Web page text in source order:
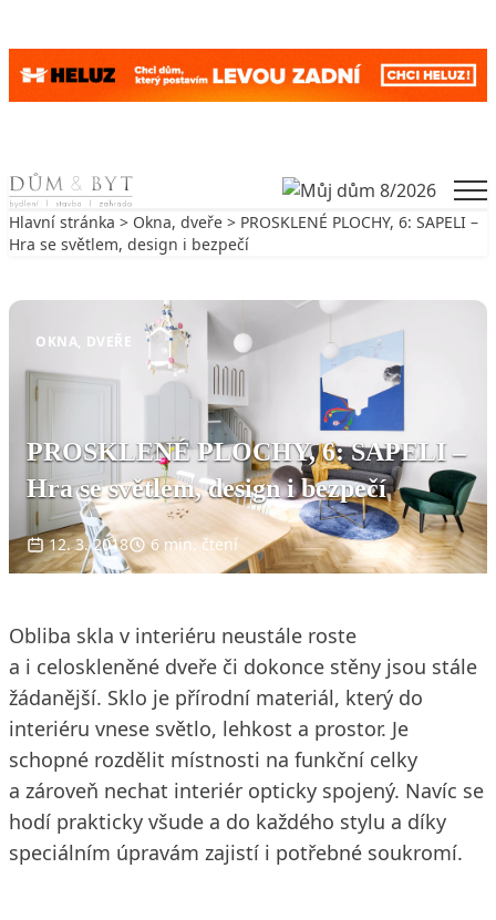
Skip to content
Hlavní stránka > Okna, dveře > PROSKLENÉ PLOCHY, 6: SAPELI –
Hra se světlem, design i bezpečí
OKNA, DVEŘE
PROSKLENÉ PLOCHY, 6: SAPELI –
Hra se světlem, design i bezpečí
12. 3. 2018 6 min. čtení
Obliba skla v interiéru neustále roste
a i celoskleněné dveře či dokonce stěny jsou stále
žádanější. Sklo je přírodní materiál, který do
interiéru vnese světlo, lehkost a prostor. Je
schopné rozdělit místnosti na funkční celky
a zároveň nechat interiér opticky spojený. Navíc se
hodí prakticky všude a do každého stylu a díky
speciálním úpravám zajistí i potřebné soukromí.